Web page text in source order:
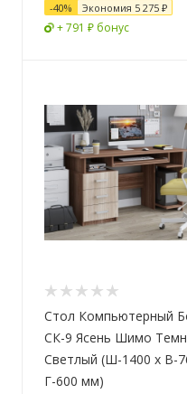
-40% Экономия 5 275 ₽
+ 791 ₽ бонус
Стол Компьютерный
СК-9 Ясень Шимо
Светлый (Ш-1400 х В-
Г-600 мм)